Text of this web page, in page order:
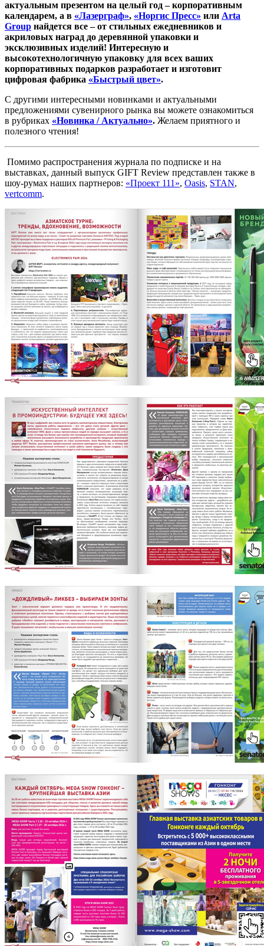
актуальным презентом на целый год – корпоративным
календарем, а в «Лазерграф», «Норгис Пресс» или Arta
Group найдется все – от стильных ежедневников и
акриловых наград до деревянной упаковки и
эксклюзивных изделий! Интересную и
высокотехнологичную упаковку для всех ваших
корпоративных подарков разработает и изготовит
цифровая фабрика «Быстрый цвет».
С другими интересными новинками и актуальными
предложениями сувенирного рынка вы можете ознакомиться
в рубриках «Новинка / Актуально». Желаем приятного и
полезного чтения!
Помимо распространения журнала по подписке и на
выставках, данный выпуск GIFT Review представлен также в
шоу-румах наших партнеров: «Проект 111», Oasis, STAN,
vertcomm.